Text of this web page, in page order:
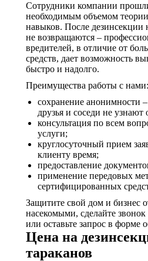
Сотрудники компании
необходимым объемом
навыков. После дезинсекции
не возвращаются –
вредителей, в отличие от
средств, дает возможность
быстро и надолго.
Преимущества работы с нами:
сохранение анонимности
друзья и соседи не
консультация по всем
услуги;
круглосуточный прием
клиенту время;
предоставление
применение передовых
сертифицированных
Защитите свой дом и бизнес
насекомыми, сделайте
или оставьте запрос в форме
Цена на
тараканов